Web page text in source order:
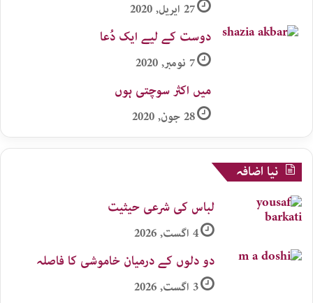
27 اپریل, 2020
دوست کے لیے ایک دُعا
7 نومبر, 2020
میں اکثر سوچتی ہوں
28 جون, 2020
نیا اضافہ
لباس کی شرعی حیثیت
4 اگست, 2026
دو دلوں کے درمیان خاموشی کا فاصلہ
3 اگست, 2026